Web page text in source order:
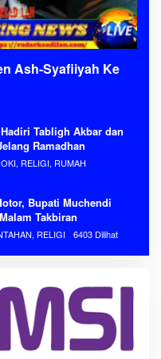
Ash-Syafiiyah Ke
Tabligh Akbar dan
Ramadhan
RELIGI, RUMAH
Bupati Muchendi
Takbiran
RELIGI 6403 Dilihat